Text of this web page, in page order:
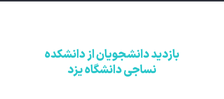
بازدید دانشجویان از دانشکده
نساجی دانشگاه یزد